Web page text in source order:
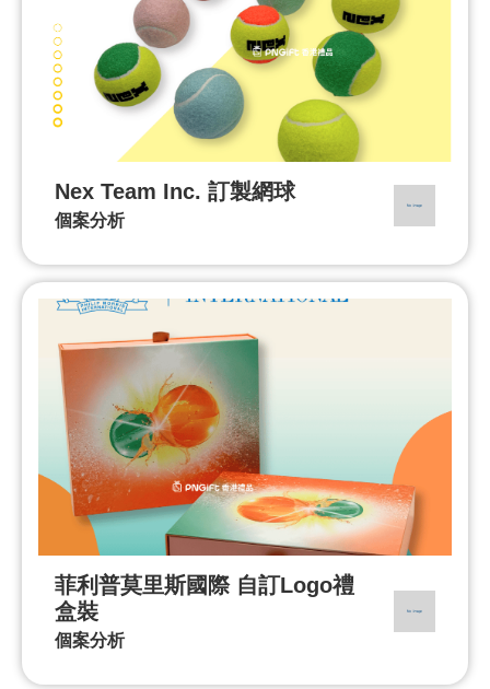
Nex Team Inc. 訂製網球
個案分析
菲利普莫里斯國際 自訂Logo禮
盒裝
個案分析